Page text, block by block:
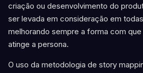
criação ou desenvolvimento do
ser levada em consideração em
melhorando sempre a forma com
atinge a persona.
O uso da metodologia de story